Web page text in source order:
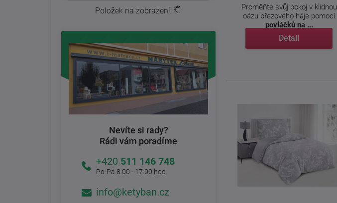
Položek na zobrazení: 47
Nevíte si rady?
Rádi vám poradíme
+420 511 146 748
Po-Pá 8:00 - 17:00 hod.
info@ketyban.cz
Proměňte svůj pokoj v klidnou
oázu březového háje pomocí
povláčků na ...
Detail